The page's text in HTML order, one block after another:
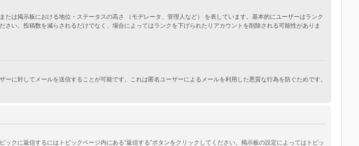
は掲示板における地位・ステータスの高さ （モデレータ、管理人など） を表しています。基本的にユーザーはランク
い。投稿数を減らされるだけでなく、場合によってはランクを下げられたりアカウントを削除される可能性がありま
に対してメールを送信することが可能です。これは匿名ユーザーによるメールを利用した悪質な行為を防ぐためです。
クに返信するにはトピックページ内にある“返信する”ボタンをクリックしてください。掲示板の設定によってはトピッ